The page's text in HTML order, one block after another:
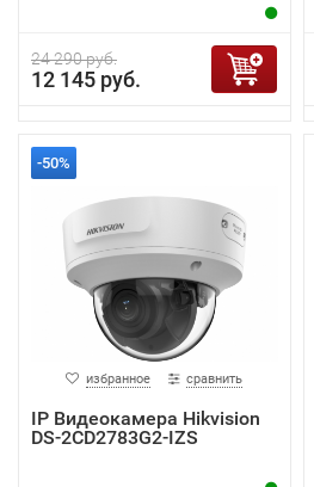
24 290 руб.
12 145 руб.
-50%
избранное сравнить
IP Видеокамера Hikvision
DS-2CD2783G2-IZS